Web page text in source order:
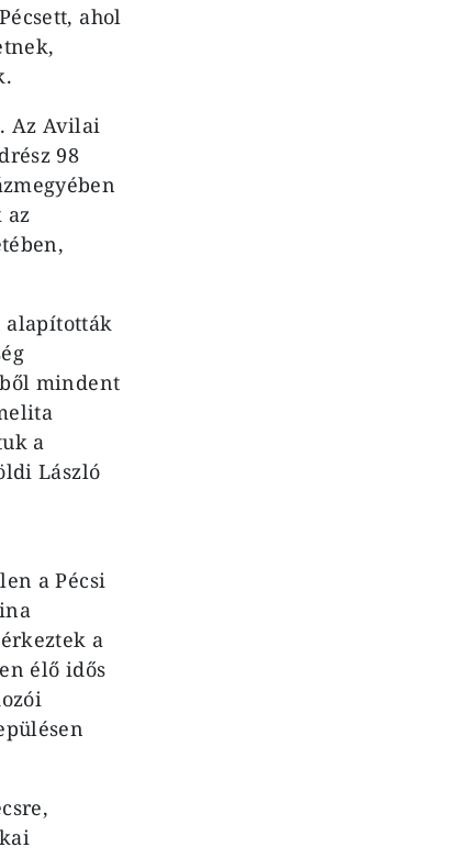
ahol
Az Avilai
98
az
alapították
mindent
a
László
a Pécsi
a
élő idős